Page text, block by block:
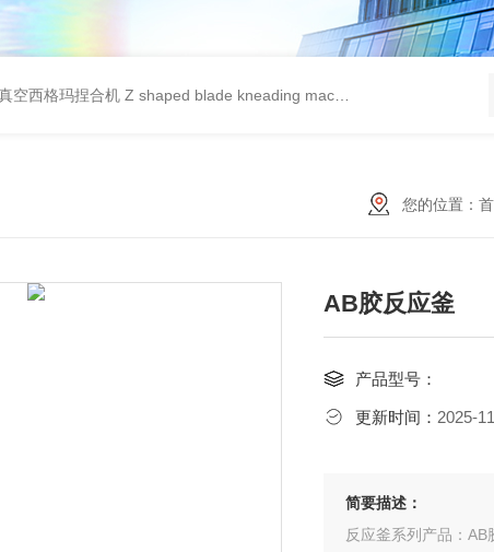
空西格玛捏合机 Z shaped blade kneading machineZ型捏合机 Z
您的位置：
AB胶反应釜
产品型号：
更新时间： 2025-
简要描述：
反应釜系列产品：